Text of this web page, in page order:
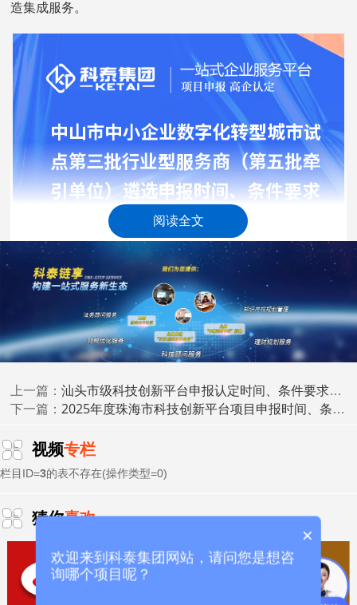
造集成服务。
三、申报条件
1.申报单位应为依法设立、能独立承担民事责任的企
业，具备相应的本地服务能力。
完善的行业服务生态、较强行业资源整合能力、较好的工程
实施能力，为智能家居行业(包括智能家居产品制造企业、产
不少于5家。
3.申报单位要按照城市试点要求，组建1+N(行业型服务
牵引单位+1类实施数字化集成服务企业+N个产业服务生态
企业或场景型服务商)的产业生态联合体。申报单位及其产业
生态联合体应提供不少于10个轻量化投资、短工期改造、投
入产出比高的“小轻快准”产品或服务且具有自主知识产权(或
获得使用许可授权)。
阅读全文
上一篇：汕头市级科技创新平台申报认定时间、条件要求、扶持奖励
下一篇： 2025年度珠海市科技创新平台项目申报时间、条件要求、资助奖励
视频专栏
栏目ID=3的表不存在(操作类型=0)
猜你喜欢
×
欢迎来到科泰集团网站，请问您是想咨
询哪个项目呢？